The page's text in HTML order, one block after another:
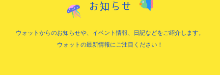
お知らせ
ウォットからのお知らせや、イベント情報、日記などをご紹介します。
ウォットの最新情報にご注目ください！